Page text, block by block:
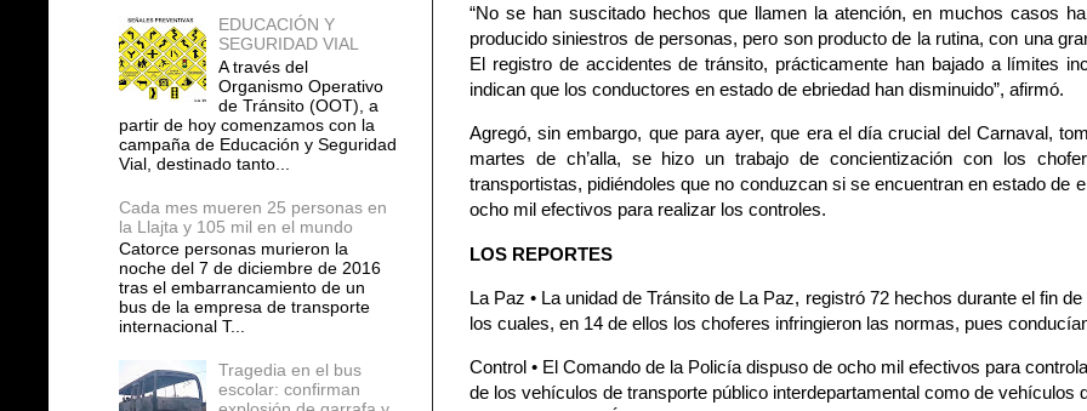
“No se han suscitado hechos que llamen la atención, en muchos casos
producido siniestros de personas, pero son producto de la rutina, con una
El registro de accidentes de tránsito, prácticamente han bajado a límites
indican que los conductores en estado de ebriedad han disminuido”, afirmó.
Agregó, sin embargo, que para ayer, que era el día crucial del Carnaval,
martes de ch’alla, se hizo un trabajo de concientización con los
transportistas, pidiéndoles que no conduzcan si se encuentran en estado de
ocho mil efectivos para realizar los controles.
LOS REPORTES
La Paz • La unidad de Tránsito de La Paz, registró 72 hechos durante el fin
los cuales, en 14 de ellos los choferes infringieron las normas, pues
Control • El Comando de la Policía dispuso de ocho mil efectivos para
de los vehículos de transporte público interdepartamental como de vehículos
EDUCACIÓN Y
SEGURIDAD VIAL
A través del
Organismo Operativo
de Tránsito (OOT), a
partir de hoy comenzamos con la
campaña de Educación y Seguridad
Vial, destinado tanto...
Cada mes mueren 25 personas en
la Llajta y 105 mil en el mundo
Catorce personas murieron la
noche del 7 de diciembre de 2016
tras el embarrancamiento de un
bus de la empresa de transporte
internacional T...
Tragedia en el bus
escolar: confirman